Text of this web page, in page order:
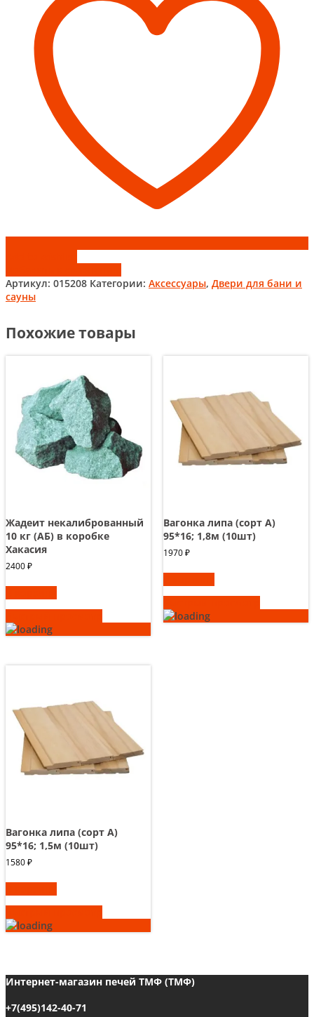
Артикул: 015208 Категории: Аксессуары, Двери для бани и
сауны
Похожие товары
Жадеит некалиброванный
10 кг (АБ) в коробке
Хакасия
2400₽
Вагонка липа (сорт А)
95*16; 1,8м (10шт)
1970₽
Вагонка липа (сорт А)
95*16; 1,5м (10шт)
1580₽
Интернет-магазин печей ТМФ (ТМФ)
+7(495)142-40-71